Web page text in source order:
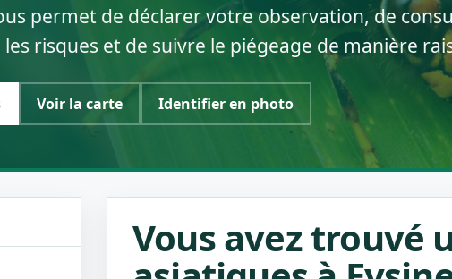
permet de déclarer votre observation, de
risques et de suivre le piégeage de manière
Voir la carte Identifier en photo
Vous avez trouvé